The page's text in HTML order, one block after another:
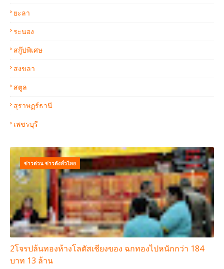
ยะลา
ระนอง
สกู๊ปพิเศษ
สงขลา
สตูล
สุราษฏร์ธานี
เพชรบุรี
ข่าวด่วน ข่าวดังทั่วไทย
2โจรปล้นทองห้างโลตัสเชียงของ ฉกทองไปหนักกว่า 184
บาท 13 ล้าน